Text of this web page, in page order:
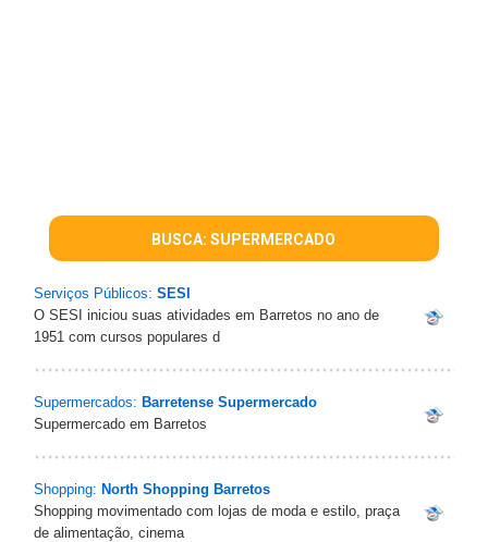
BUSCA: SUPERMERCADO
Serviços Públicos: SESI
O SESI iniciou suas atividades em Barretos no ano de
1951 com cursos populares d
Supermercados: Barretense Supermercado
Supermercado em Barretos
Shopping: North Shopping Barretos
Shopping movimentado com lojas de moda e estilo, praça
de alimentação, cinema